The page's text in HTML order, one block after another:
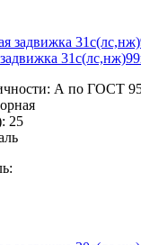
А по ГОСТ
25